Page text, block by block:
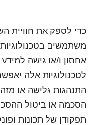
כדי לספק את חוויית
אחסון ו/או גישה
לטכנולוגיות אלה
התנהגות גלישה או
הסכמה או ביטול
תפקודן של תכונות